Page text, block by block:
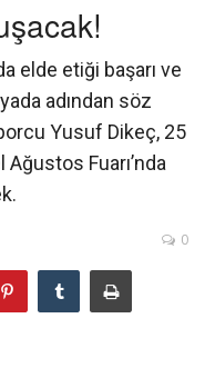
elde etiği başarı ve
adından söz
Yusuf Dikeç, 25
Fuarı’nda
0